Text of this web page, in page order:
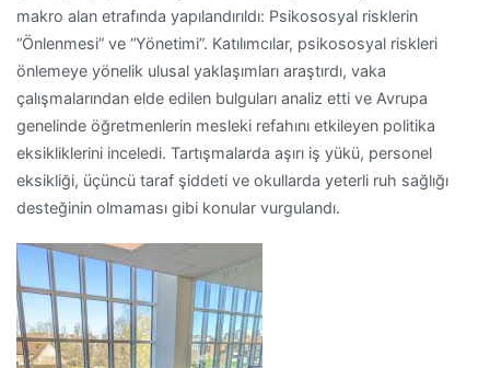
makro alan etrafında yapılandırıldı: Psikososyal risklerin
“Önlenmesi” ve “Yönetimi”. Katılımcılar, psikososyal riskleri
önlemeye yönelik ulusal yaklaşımları araştırdı, vaka
çalışmalarından elde edilen bulguları analiz etti ve Avrupa
genelinde öğretmenlerin mesleki refahını etkileyen politika
eksikliklerini inceledi. Tartışmalarda aşırı iş yükü, personel
eksikliği, üçüncü taraf şiddeti ve okullarda yeterli ruh sağlığı
desteğinin olmaması gibi konular vurgulandı.